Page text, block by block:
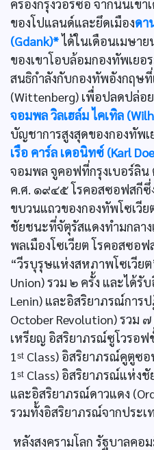
ครองกรุงวอร์ซอ จากนั้นเข
ของโปแลนด์และยึดเมืองดา
(Gdank)*ได้ในเดือนเมษา
ของเขาโอบล้อมกองทัพเย
สนธิกำลังกับกองทัพอังกฤษ
(Wittenberg) เพื่อปลดปล่อ
จอมพล วิลเฮล์ม ไคเทิล
บัญชาการสูงสุดของกองทัพ
เรือ คาร์ล เดอนิทซ์ (Karl
จอมพล จูคอฟที่กรุงเบอร์ลิ
ค.ศ. ๑๙๔๕ โรคอสซอฟสกีซึ่
ขบวนแถวของกองทัพโซเวี
ชัยชนะที่จัตุรัสแดงทำมกลา
พลเมืองโซเวียต โรคอสซอ
“วีรบุรุษแห่งสหภาพโซเวีย
Union) รวม ๒ ครั้ง และได้
Lenin) และอิสริยาภรณ์การ
October Revolution) รวม
เหรียญ อิสริยาภรณ์ซูโวรอฟ
1ˢᵗ Class) อิสริยาภรณ์คูตู
1ˢᵗ Class) อิสริยาภรณ์แห่ง
และอิสริยาภรณ์ดาวแดง
รวมทั้งอิสริยาภรณ์จากประเ
หลังสงครามโลก รัฐบาลค